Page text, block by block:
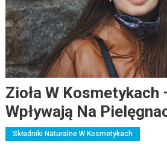
Zioła W Kosmetykach
Wpływają Na
Składniki Naturalne W Kosmetykach